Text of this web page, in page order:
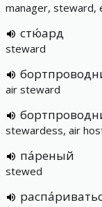
manager, steward,
стю́ард
steward
air steward
stewardess, air
па́реный
stewed